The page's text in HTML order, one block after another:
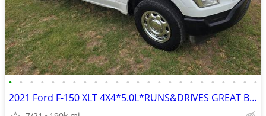
• • • • • • • • • • • • • • • • • • • • • • • •
2021 Ford F-150 XLT 4X4*5.0L*RUNS&DRIVES GREAT BED-LINER